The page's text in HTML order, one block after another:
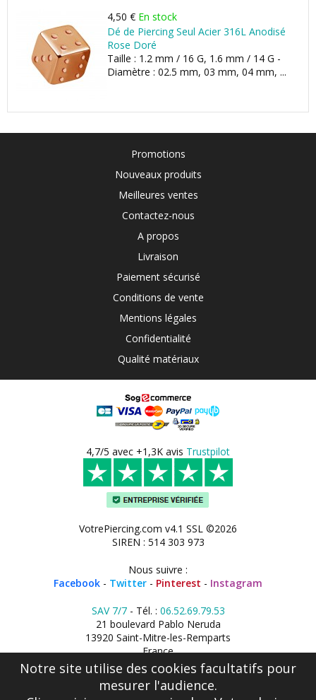
4,50 € En stock
Dé de Piercing Seul Acier 316L Anodisé
Rose Doré
Taille : 1.2 mm / 16 G, 1.6 mm / 14 G -
Diamètre : 02.5 mm, 03 mm, 04 mm, ...
Promotions
Nouveaux produits
Meilleures ventes
Contactez-nous
A propos
Livraison
Paiement sécurisé
Conditions de vente
Mentions légales
Confidentialité
Qualité matériaux
4,7/5 avec +1,3K avis Trustpilot
VotrePiercing.com v4.1 SSL ©2026
SIREN : 514 303 973
Nous suivre :
Facebook - Twitter - Pinterest - Instagram
SAV 7/7- Tél. : 06.52.69.79.53
21 boulevard Pablo Neruda
13920 Saint-Mitre-les-Remparts
France
Notre site utilise des cookies facultatifs pour
mesurer l'audience.